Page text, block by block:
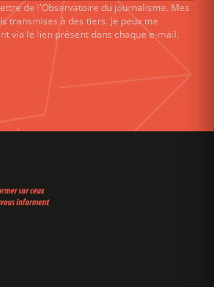
de l'Observatoire du journalisme. Mes
transmises à des tiers. Je peux me
via le lien présent dans chaque e-mail.